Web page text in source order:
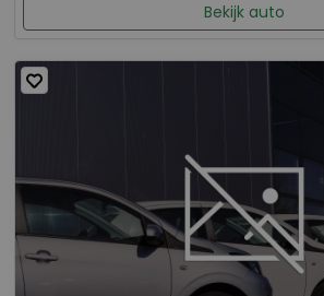
Bekijk auto